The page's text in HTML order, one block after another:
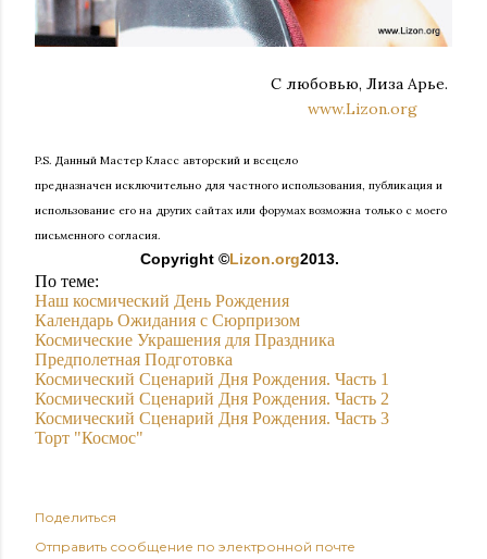
С любовью, Лиза Арье.
www.Lizon.org
P.S. Данный Мастер Класс авторский и всецело
предназначен исключительно для частного использования, публикация и
использование его на других сайтах или форумах возможна только с моего
письменного согласия.
Copyright ©Lizon.org2013.
По теме:
Наш космический День Рождения
Календарь Ожидания с Сюрпризом
Космические Украшения для Праздника
Предполетная Подготовка
Космический Сценарий Дня Рождения. Часть 1
Космический Сценарий Дня Рождения. Часть 2
Космический Сценарий Дня Рождения. Часть 3
Торт "Космос"
Поделиться
Отправить сообщение по электронной почте